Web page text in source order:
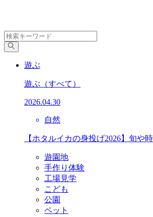
遊ぶ
遊ぶ （すべて）
2026.04.30
自然
【ホタルイカの身投げ2026】旬や
遊園地
手作り体験
工場見学
こども
公園
ペット